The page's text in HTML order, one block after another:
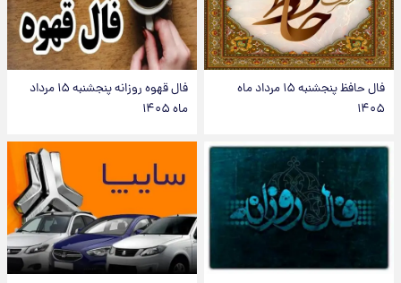
فال حافظ پنجشنبه ۱۵ مرداد ماه
۱۴۰۵
فال قهوه روزانه پنجشنبه ۱۵ مرداد
ماه ۱۴۰۵